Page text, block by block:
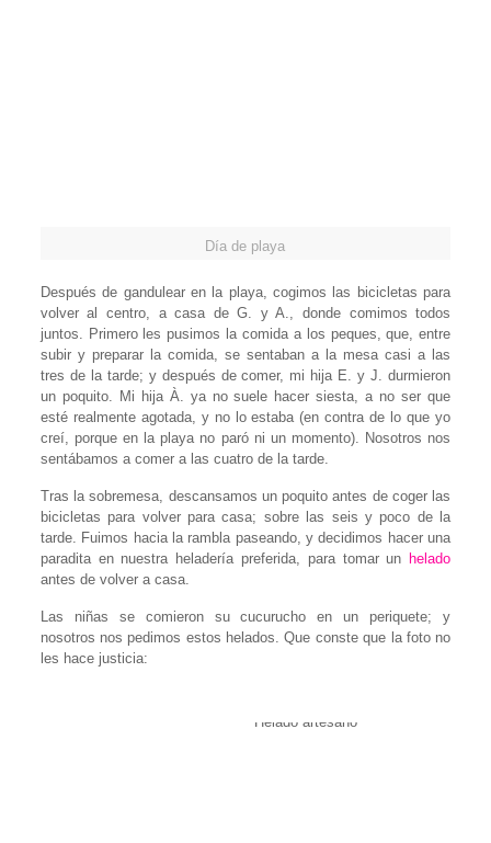
Día de playa
Después de gandulear en la playa, cogimos las bicicletas para
volver al centro, a casa de G. y A., donde comimos todos
juntos. Primero les pusimos la comida a los peques, que, entre
subir y preparar la comida, se sentaban a la mesa casi a las
tres de la tarde; y después de comer, mi hija E. y J. durmieron
un poquito. Mi hija À. ya no suele hacer siesta, a no ser que
esté realmente agotada, y no lo estaba (en contra de lo que yo
creí, porque en la playa no paró ni un momento). Nosotros nos
sentábamos a comer a las cuatro de la tarde.
Tras la sobremesa, descansamos un poquito antes de coger las
bicicletas para volver para casa; sobre las seis y poco de la
tarde. Fuimos hacia la rambla paseando, y decidimos hacer una
paradita en nuestra heladería preferida, para tomar unhelado
antes de volver a casa.
Las niñas se comieron su cucurucho en un periquete; y
nosotros nos pedimos estos helados. Que conste que la foto no
les hace justicia:
Helado artesano